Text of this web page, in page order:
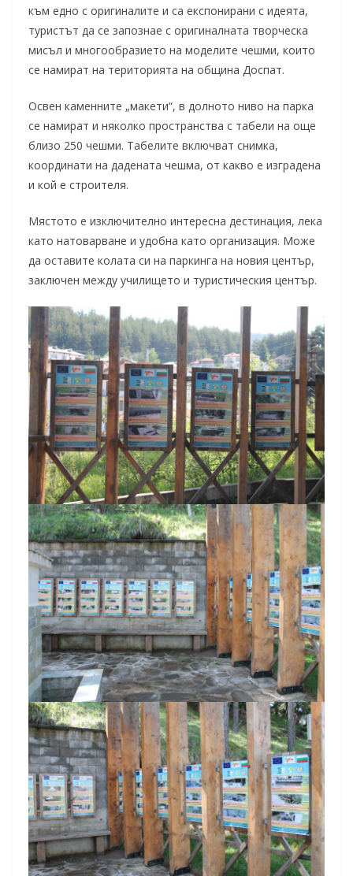
към едно с оригиналите и са експонирани с идеята,
туристът да се запознае с оригиналната творческа
мисъл и многообразието на моделите чешми, които
се намират на територията на община Доспат.
Освен каменните „макети“, в долното ниво на парка
се намират и няколко пространства с табели на още
близо 250 чешми. Табелите включват снимка,
координати на дадената чешма, от какво е изградена
и кой е строителя.
Мястото е изключително интересна дестинация, лека
като натоварване и удобна като организация. Може
да оставите колата си на паркинга на новия център,
заключен между училището и туристическия център.